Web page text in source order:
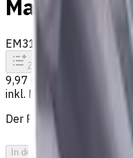
EM311-4KL-040003
Zum Vergleich
9,97 €
inkl. MwSt.
Der Preis wurde am
In den Warenkorb PDF-